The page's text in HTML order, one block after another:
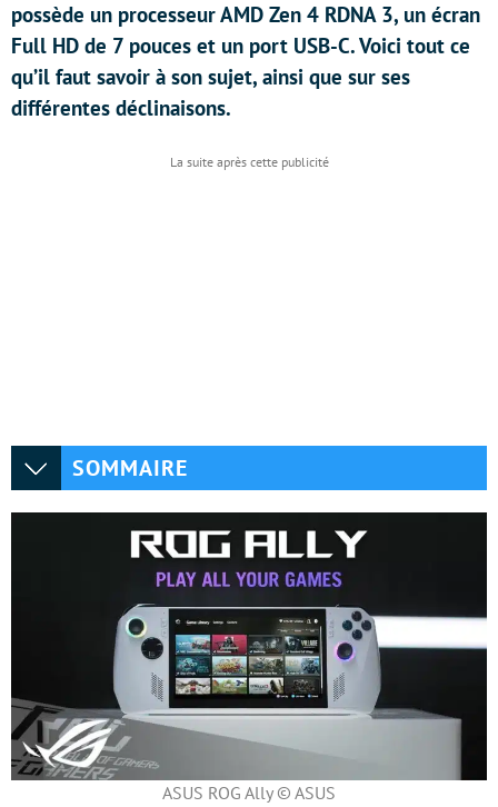
possède un processeur AMD Zen 4 RDNA 3, un écran
Full HD de 7 pouces et un port USB-C. Voici tout ce
qu’il faut savoir à son sujet, ainsi que sur ses
différentes déclinaisons.
SOMMAIRE
ASUS ROG Ally © ASUS